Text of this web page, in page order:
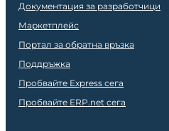
Документация за разработчици
Маркетплейс
Портал за обратна връзка
Поддръжка
Пробвайте Express сега
Пробвайте ERP.net сега